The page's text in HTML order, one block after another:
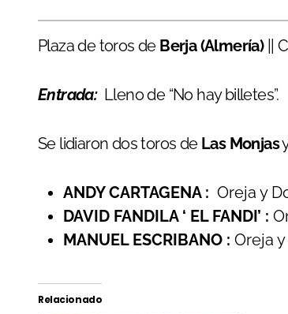
Plaza de toros de Berja (Almería)||
Entrada: Lleno de “No hay billetes”.
Se lidiaron dos toros de Las Monjas
ANDY CARTAGENA : Oreja y
DAVID FANDILA ‘ EL FANDI’ :
MANUEL ESCRIBANO : Oreja
Relacionado